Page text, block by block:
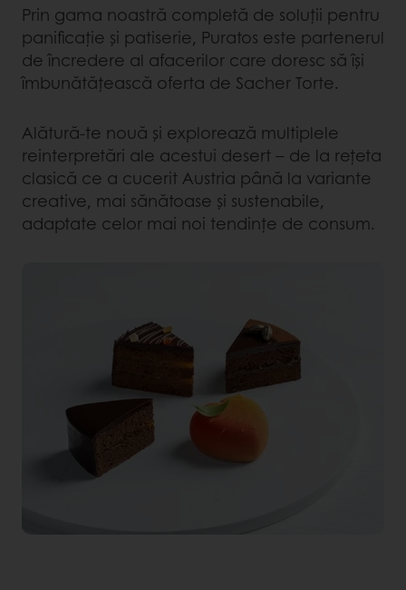
Prin gama noastră completă de soluții pentru
panificație și patiserie, Puratos este partenerul
de încredere al afacerilor care doresc să își
îmbunătățească oferta de Sacher Torte.
Alătură-te nouă și explorează multiplele
reinterpretări ale acestui desert – de la rețeta
clasică ce a cucerit Austria până la variante
creative, mai sănătoase și sustenabile,
adaptate celor mai noi tendințe de consum.